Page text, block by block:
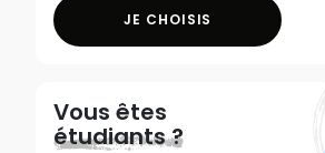
JE CHOISIS
Vous êtes
étudiants ?